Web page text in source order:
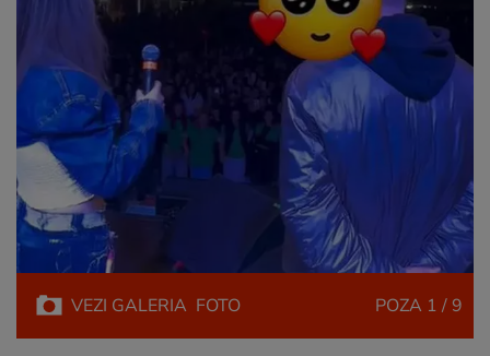
VEZI GALERIA FOTO POZA 1 / 9